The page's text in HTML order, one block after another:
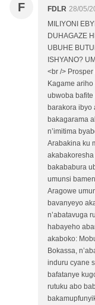
F FDLR 28/05/
MILIYONI
DUHAGAZE
UBUHE
ISHYANO?
<br />
Kagame
ubwoba bafite
barakora ibyo
bakagarama
n’imitima
Arabakina ku
bakababura
umunsi
Aragowe
bavanyeyo
n’abatavuga
habayeho
akaboko:
Bokassa,
induru cyane
bafatanye
rutuku abo